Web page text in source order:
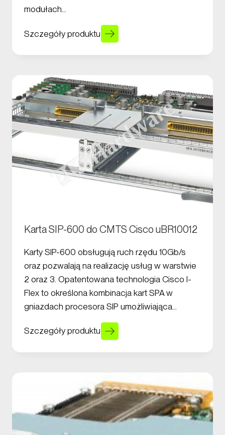
modułach…
Szczegóły produktu
Karta SIP-600 do CMTS Cisco uBR10012
Karty SIP-600 obsługują ruch rzędu 10Gb/s
oraz pozwalają na realizację usług w warstwie
2 oraz 3. Opatentowana technologia Cisco I-
Flex to określona kombinacja kart SPA w
gniazdach procesora SIP umożliwiająca…
Szczegóły produktu